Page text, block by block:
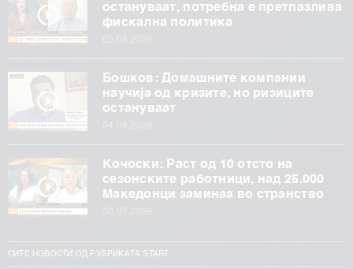
остануваат, потребна е претпазлива
фискална политика
Бошков: Домашните компании
научија од кризите, но ризиците
остануваат
Кочоски: Раст од 10 отсто на
сезонските работници, над 25.000
Македонци заминаа во странство
СИТЕ НОВОСТИ ОД РУБРИКАТА START